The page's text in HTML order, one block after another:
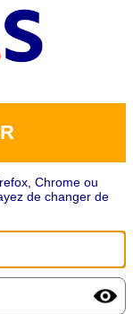
Chrome ou
de changer de